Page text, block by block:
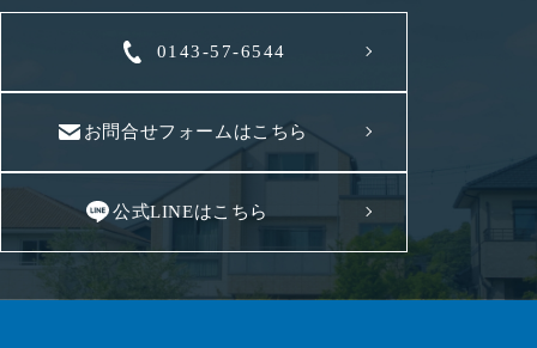
0143-57-6544
お問合せフォームはこちら
公式LINEはこちら